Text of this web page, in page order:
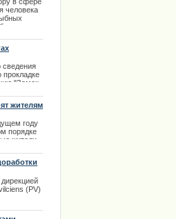
человека
об
сведения
прокладке
"Замок
жителям
году
порядке
жители
(PV)